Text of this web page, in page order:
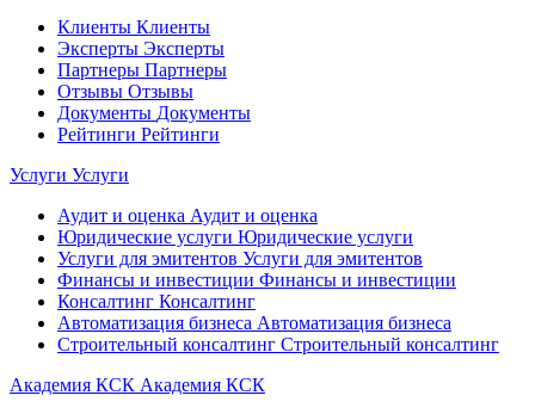
Клиенты Клиенты
Эксперты Эксперты
Партнеры Партнеры
Отзывы Отзывы
Документы Документы
Рейтинги Рейтинги
Услуги Услуги
Аудит и оценка Аудит и оценка
Юридические услуги Юридические услуги
Услуги для эмитентов Услуги для эмитентов
Финансы и инвестиции Финансы и инвестиции
Консалтинг Консалтинг
Автоматизация бизнеса Автоматизация бизнеса
Строительный консалтинг Строительный консалтинг
Академия КСК Академия КСК